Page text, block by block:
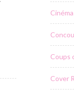
Cinéma
Coups
Cover